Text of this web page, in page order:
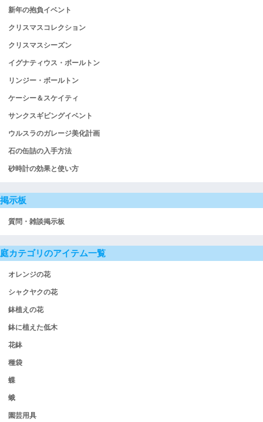
新年の抱負イベント
クリスマスコレクション
クリスマスシーズン
イグナティウス・ボールトン
リンジー・ボールトン
ケーシー＆スケイティ
サンクスギビングイベント
ウルスラのガレージ美化計画
石の缶詰の入手方法
砂時計の効果と使い方
掲示板
質問・雑談掲示板
庭カテゴリのアイテム一覧
オレンジの花
シャクヤクの花
鉢植えの花
鉢に植えた低木
花鉢
種袋
蝶
蛾
園芸用具